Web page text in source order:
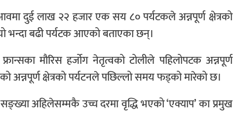
दुई लाख २२ हजार एक सय ८० पर्यटकले अन्नपूर्ण क्षेत्रको
भन्दा बढी पर्यटक आएको बताएका छन्।
मौरिस हर्जोग नेतृत्वको टोलीले पहिलोपटक अन्नपूर्ण
अन्नपूर्ण क्षेत्रको पर्यटनले पछिल्लो समय फड्को मारेको छ।
अहिलेसम्मकै उच्च दरमा वृद्धि भएको ‘एक्याप’ का प्रमुख